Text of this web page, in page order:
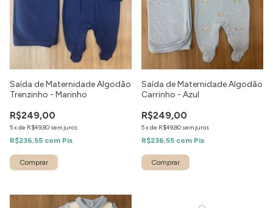
Saída de Maternidade Algodão
Trenzinho - Marinho
R$249,00
5xde R$49,80 sem juros
R$236,55 com Pix
Comprar
Saída de Maternidade Algodão
Carrinho - Azul
R$249,00
5xde R$49,80 sem juros
R$236,55 com Pix
Comprar
1/ 3